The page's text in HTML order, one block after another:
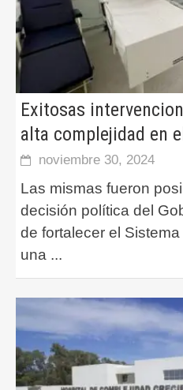
Exitosas
alta complejidad en
noviembre 30, 2024
Las mismas fueron
decisión política del
de fortalecer el
una ...